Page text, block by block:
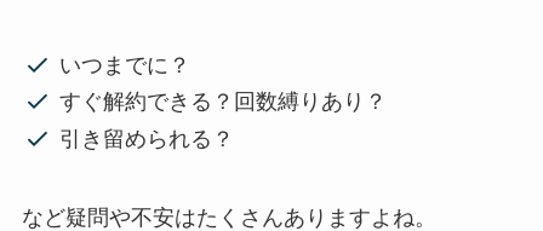
いつまでに？
すぐ解約できる？回数縛りあり？
引き留められる？
など疑問や不安はたくさんありますよね。